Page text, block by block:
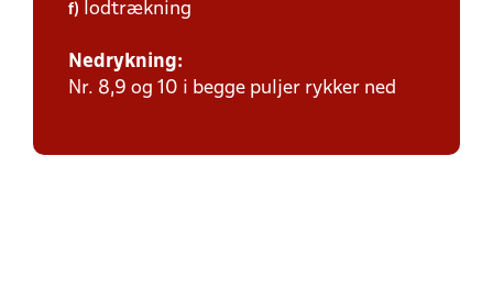
f) lodtrækning
Nedrykning:
Nr. 8,9 og 10 i begge puljer rykker ned